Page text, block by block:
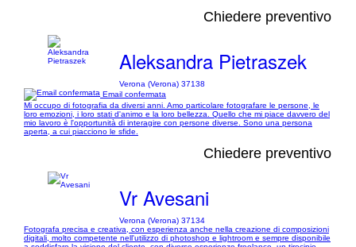
Chiedere preventivo
Aleksandra Pietraszek
Verona (Verona) 37138
Email confermata
Mi occupo di fotografia da diversi anni. Amo particolare fotografare le persone, le
loro emozioni, i loro stati d'animo e la loro bellezza. Quello che mi piace davvero del
mio lavoro è l'opportunità di interagire con persone diverse. Sono una persona
aperta, a cui piacciono le sfide.
Chiedere preventivo
Vr Avesani
Verona (Verona) 37134
Fotografa precisa e creativa, con esperienza anche nella creazione di composizioni
digitali, molto competente nell'utilizzo di photoshop e lightroom e sempre disponibile